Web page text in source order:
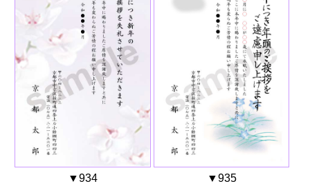
▼934 ▼935